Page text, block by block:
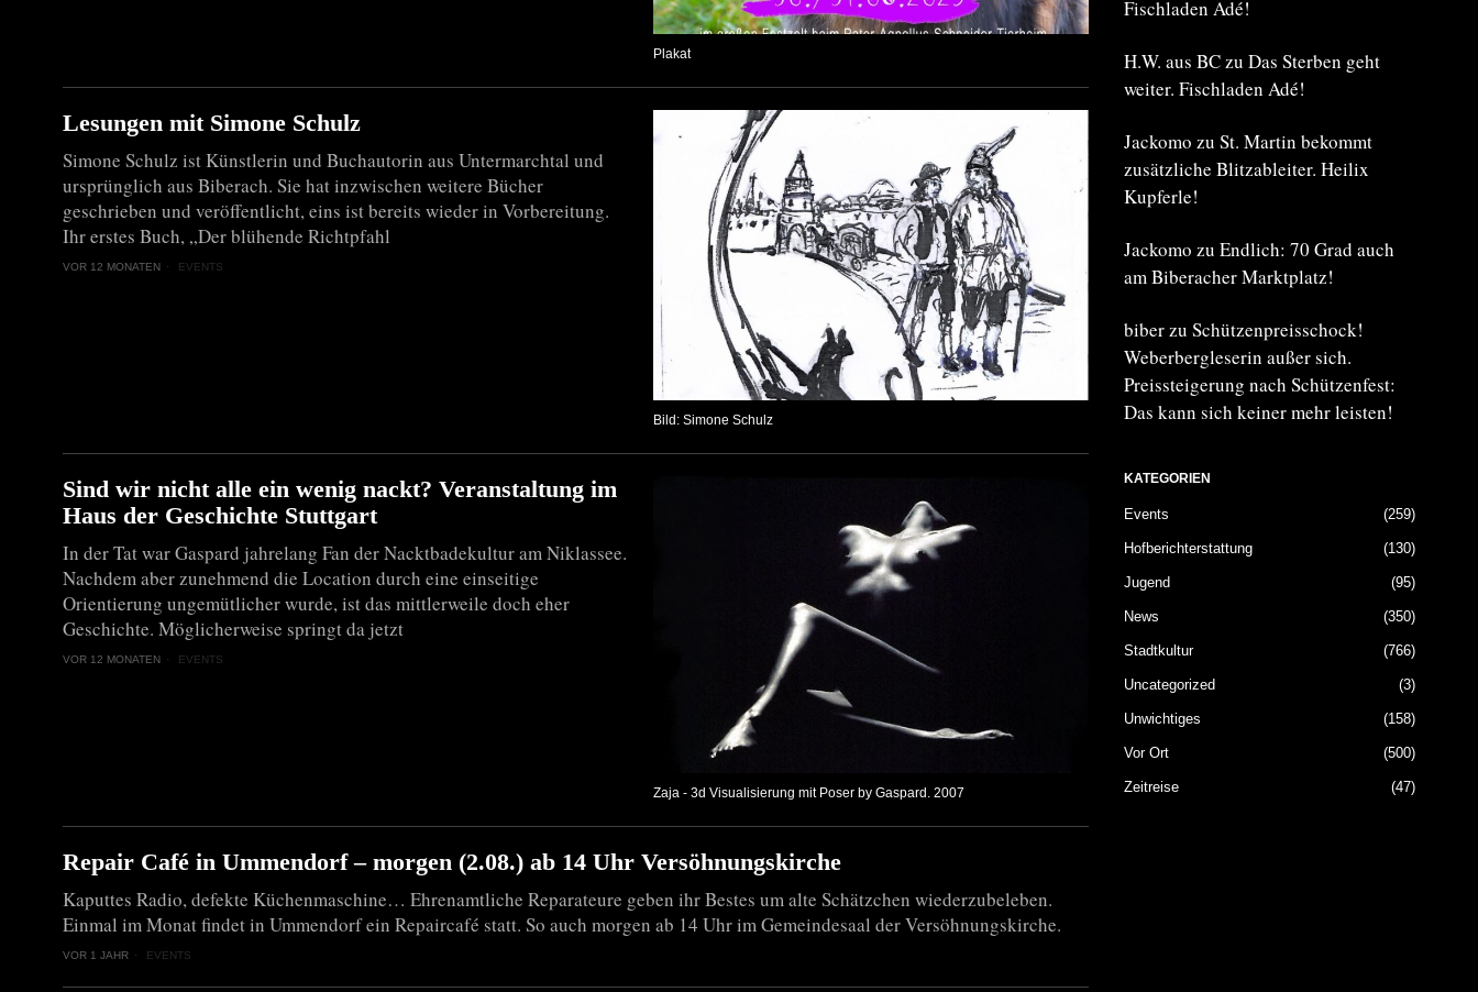
Plakat
Bild: Simone Schulz
Lesungen mit Simone Schulz
Simone Schulz ist Künstlerin und Buchautorin aus Untermarchtal und
ursprünglich aus Biberach. Sie hat inzwischen weitere Bücher
geschrieben und veröffentlicht, eins ist bereits wieder in Vorbereitung.
Ihr erstes Buch, „Der blühende Richtpfahl
VOR 12 MONATEN EVENTS
Zaja - 3d Visualisierung mit Poser by Gaspard. 2007
Sind wir nicht alle ein wenig nackt? Veranstaltung im
Haus der Geschichte Stuttgart
In der Tat war Gaspard jahrelang Fan der Nacktbadekultur am Niklassee.
Nachdem aber zunehmend die Location durch eine einseitige
Orientierung ungemütlicher wurde, ist das mittlerweile doch eher
Geschichte. Möglicherweise springt da jetzt
VOR 12 MONATEN EVENTS
Repair Café in Ummendorf – morgen (2.08.) ab 14 Uhr Versöhnungskirche
Kaputtes Radio, defekte Küchenmaschine… Ehrenamtliche Reparateure geben ihr Bestes um alte Schätzchen wiederzubeleben.
Einmal im Monat findet in Ummendorf ein Repaircafé statt. So auch morgen ab 14 Uhr im Gemeindesaal der Versöhnungskirche.
VOR 1 JAHR EVENTS
Fischladen Adé!
H.W. aus BCzu Das Sterben geht
weiter. Fischladen Adé!
Jackomo zu St. Martin bekommt
zusätzliche Blitzableiter. Heilix
Kupferle!
Jackomo zu Endlich: 70 Grad auch
am Biberacher Marktplatz!
biberzu Schützenpreisschock!
Weberbergleserin außer sich.
Preissteigerung nach Schützenfest:
Das kann sich keiner mehr leisten!
KATEGORIEN
Events 259
Hofberichterstattung 130
Jugend 95
News 350
Stadtkultur 766
Uncategorized 3
Unwichtiges 158
Vor Ort 500
Zeitreise 47